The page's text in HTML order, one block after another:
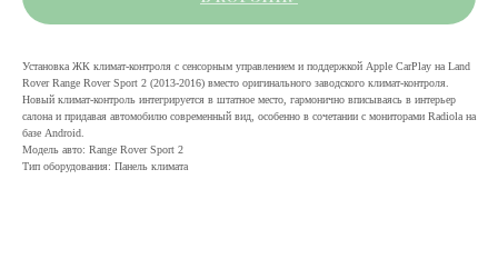
Установка ЖК климат-контроля с сенсорным управлением и поддержкой Apple CarPlay на Land
Rover Range Rover Sport 2 (2013-2016) вместо оригинального заводского климат-контроля.
Новый климат-контроль интегрируется в штатное место, гармонично вписываясь в интерьер
салона и придавая автомобилю современный вид, особенно в сочетании с мониторами Radiola на
базе Android.
Модель авто: Range Rover Sport 2
Тип оборудования: Панель климата